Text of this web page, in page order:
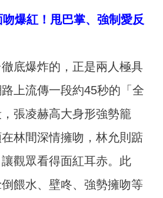
吻爆紅！甩巴掌、強制愛反
底爆炸的，正是兩人極具
上流傳一段約45秒的「全
張凌赫高大身形強勢籠
林間深情擁吻，林允則踮
觀眾看得面紅耳赤。此
餵水、壁咚、強勢擁吻等